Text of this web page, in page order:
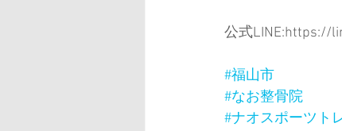
公式LINE:https://
#福山市
#なお整骨院
#ナオスポーツト